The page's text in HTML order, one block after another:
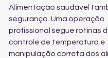
Alimentação saudável
segurança. Uma operação
profissional segue rotinas
controle de temperatura e
manipulação correta dos